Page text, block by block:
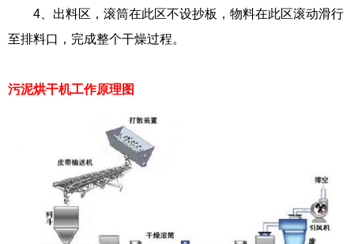
4、出料区，滚筒在此区不设抄板，物料在此区滚动滑行
至排料口，完成整个干燥过程。
污泥烘干机工作原理图